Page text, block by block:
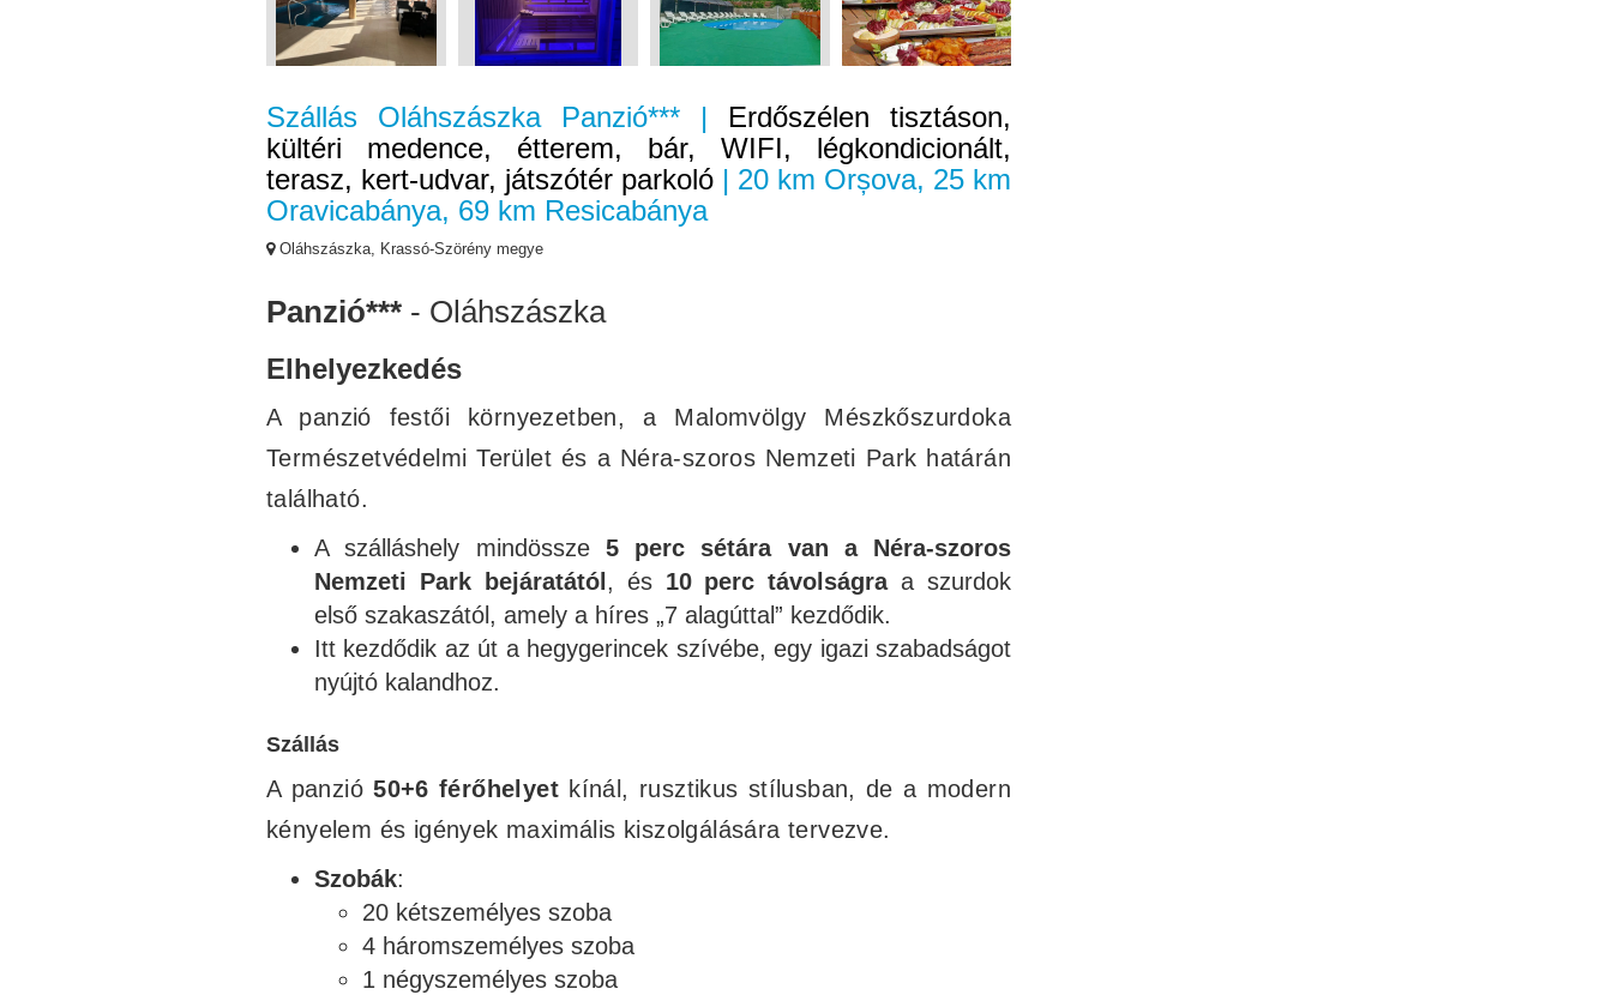
Szállás Oláhszászka Panzió*** | Erdőszélen tisztáson,
kültéri medence, étterem, bár, WIFI, légkondicionált,
terasz, kert-udvar, játszótér parkoló | 20 km Orșova, 25 km
Oravicabánya, 69 km Resicabánya
Oláhszászka, Krassó-Szörény megye
Panzió*** - Oláhszászka
Elhelyezkedés
A panzió festői környezetben, a Malomvölgy Mészkőszurdoka
Természetvédelmi Terület és a Néra-szoros Nemzeti Park határán
található.
A szálláshely mindössze 5 perc sétára van a Néra-szoros
Nemzeti Park bejáratától , és 10 perc távolságraa szurdok
első szakaszától, amely a híres „7 alagúttal” kezdődik.
Itt kezdődik az út a hegygerincek szívébe, egy igazi szabadságot
nyújtó kalandhoz.
Szállás
A panzió50+6 férőhelyet kínál, rusztikus stílusban, de a modern
kényelem és igények maximális kiszolgálására tervezve.
Szobák:
20 kétszemélyes szoba
4 háromszemélyes szoba
1 négyszemélyes szoba